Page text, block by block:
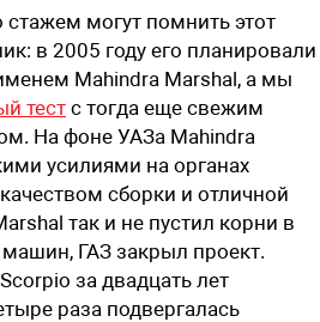
могут помнить этот
в 2005 году его планировали
Mahindra Marshal, а мы
тест с тогда еще свежим
На фоне УАЗа Mahindra
усилиями на органах
сборки и отличной
так и не пустил корни в
ГАЗ закрыл проект.
за двадцать лет
раза подвергалась